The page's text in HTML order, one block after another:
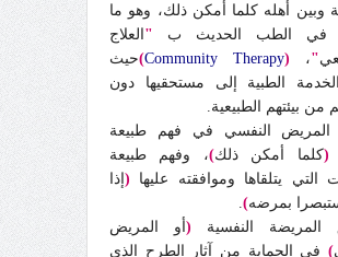
وبين أهله كلما أمكن ذلك، وهو ما
في الطب الحديث ب "العلاج
"، (
Community Therapy
)حيث
الطبية إلى مستحقيها دون
من بيئتهم الطبيعية.
النفسي في فهم طبيعة
(كلما أمكن ذلك)، وفهم طبيعة
التي يتلقاها وموافقته عليها (إذا
بمرضه)
النفسية (أو المريض
) في الحماية من آثار الطرح الذي